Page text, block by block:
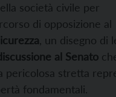
società civile per
di opposizione al
, un disegno di
al Senato
pericolosa stretta
fondamentali.